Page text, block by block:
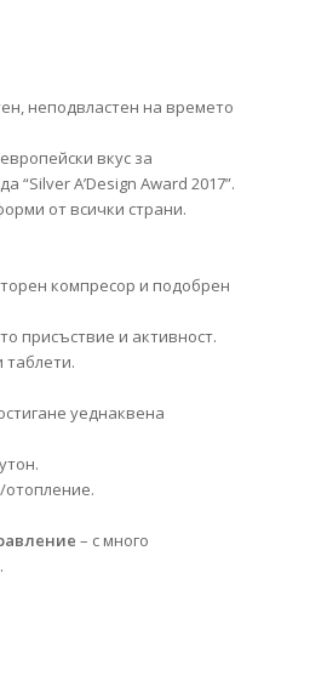
неподвластен на времето
вкус за
A’Design Award 2017”.
от всички страни.
компресор и подобрен
присъствие и активност.
уеднаквена
– с много